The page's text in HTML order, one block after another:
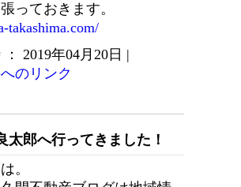
っておきます。
takashima.com/
2019年04月20日 |
のリンク
郎へ行ってきました！
。